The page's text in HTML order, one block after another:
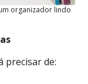
organizador lindo
precisar de: